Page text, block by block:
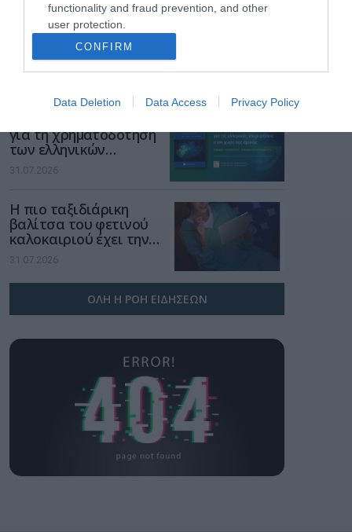
functionality and fraud prevention, and other
user protection.
CONFIRM
Data Deletion Data Access Privacy Policy
Σ. Καλαφάτης: «Η
Τεχνητή Νοημοσύνη
δεν είναι απλώς μια
νέα τεχνολογία, είναι
επανάσταση»
για τη χρηματοδότηση
των ελληνικών
επιχειρήσεων στον
χώρο της άμυνας
31.07.2026
Η πιο ταξιδιάρικη
βαλίτσα του φετινού
καλοκαιριού έχει την
υπογραφή της Xiaomi
31.07.2026
ΟΛΗ Η ΡΟΗ ΕΙΔΗΣΕΩΝ